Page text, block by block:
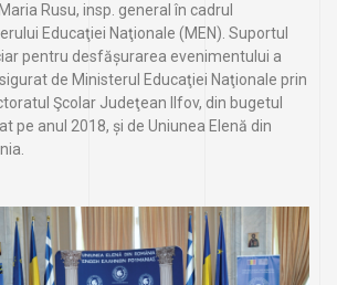
Rusu, insp. general în cadrul
Educaţiei Naţionale (MEN). Suportul
pentru desfășurarea evenimentului a
de Ministerul Educaţiei Naţionale prin
Şcolar Judeţean Ilfov, din bugetul
pe anul 2018, și de Uniunea Elenă din